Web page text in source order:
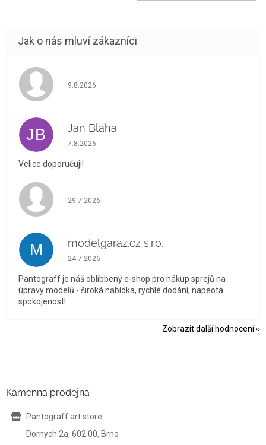
Hodnocení obchodu je 5 z 5 hvězdiček.
9.8.2026
JB Jan Bláha
Hodnocení obchodu je 5 z 5 hvězdiček.
7.8.2026
Velice doporučuji!
Hodnocení obchodu je 5 z 5 hvězdiček.
29.7.2026
M modelgaraz.cz s.r.o.
Hodnocení obchodu je 5 z 5 hvězdiček.
24.7.2026
Pantograff je náš oblíbbený e-shop pro nákup sprejů na
úpravy modelů - široká nabídka, rychlé dodání, napeotá
spokojenost!
Zobrazit další hodnocení
Kamenná prodejna
Pantograff art store
Dornych 2a, 602 00, Brno